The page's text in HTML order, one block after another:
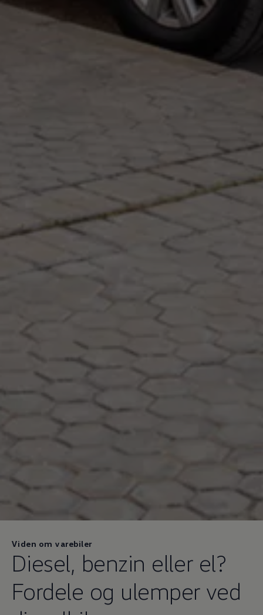
Viden om varebiler
Diesel, benzin eller el?
Fordele og ulemper ved